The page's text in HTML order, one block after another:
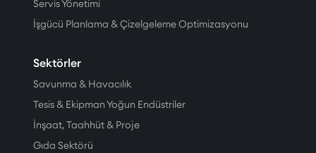
Servis Yönetimi
İşgücü Planlama & Çizelgeleme Optimizasyonu
Sektörler
Savunma & Havacılık
Tesis & Ekipman Yoğun Endüstriler
İnşaat, Taahhüt & Proje
Gıda Sektörü